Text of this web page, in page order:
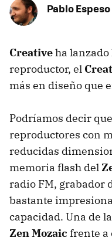
Pablo Espeso
Creativeha
reproductor, el
más en diseño que
Podríamos decir
reproductores con
reducidas
memoria flash del
radio FM, grabador
bastante
capacidad. Una de
Zen Mozaic frente a